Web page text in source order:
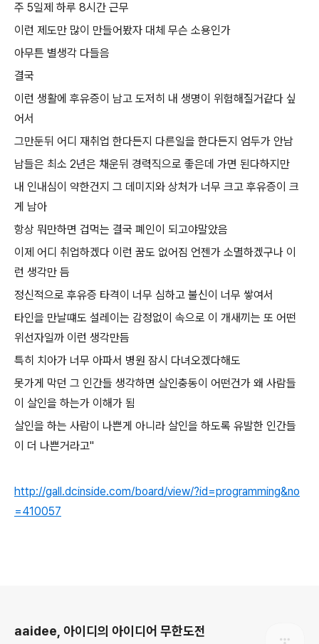
주 5일제 하루 8시간 근무
이런 제도만 많이 만들어봤자 대체 무슨 소용인가
아무튼 별생각 다들음
결국
이런 생활에 후유증이 남고 도저히 내 생명이 위험해질거같다 싶
어서
그만둔뒤 어디 재취업 한다든지 다른일을 한다든지 엄두가 안남
남들은 최소 2년은 채운뒤 경력직으로 좋은데 가면 된다하지만
내 인내심이 약한건지 그 데미지와 상처가 너무 크고 후유증이 크
게 남아
항상 뭐만하면 겁먹는 결국 폐인이 되고야말았음
이제 어디 취업하겠다 이런 꿈도 없어짐 언젠가 소멸하겠구나 이
런 생각만 듬
정신적으로 후유증 타격이 너무 심하고 불신이 너무 쌓여서
타인을 만날떄도 설레이는 감정없이 속으로 이 개새끼는 또 어떤
위선자일까 이런 생각만듬
특히 치아가 너무 아파서 병원 잠시 다녀오겠다해도
못가게 막던 그 인간들 생각하면 살인충동이 어떤건가 왜 사람들
이 살인을 하는가 이해가 됨
살인을 하는 사람이 나쁜게 아니라 살인을 하도록 유발한 인간들
이 더 나쁜거라고"
http://gall.dcinside.com/board/view/?id=programming&no
=410057
aaidee, 아이디의 아이디어 무한도전